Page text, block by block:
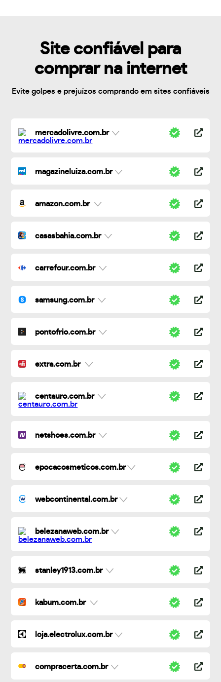
Site confiável para
comprar na internet
Evite golpes e prejuízos comprando em sites confiáveis
mercadolivre.com.br
magazineluiza.com.br
amazon.com.br
casasbahia.com.br
carrefour.com.br
samsung.com.br
pontofrio.com.br
extra.com.br
centauro.com.br
netshoes.com.br
epocacosmeticos.com.br
webcontinental.com.br
belezanaweb.com.br
stanley1913.com.br
kabum.com.br
loja.electrolux.com.br
compracerta.com.br